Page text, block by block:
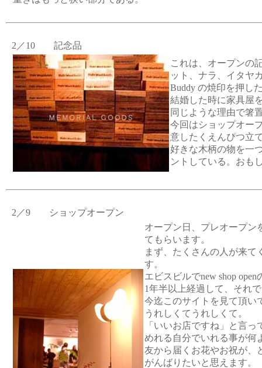
2／10 記念品
これは、オープンの
ット、ナラ、イタヤ
Buddy の焼印を押し
結婚した時に家具屋
同じような理由で箸
今回はショップオー
意したくえんぴつ立
好きな木柄の物を一
ントしている。おも
2／9 ショップオープン
オープン日、プレオープン
てもらいます。
まず、たくさんの人が来て
す。
エビスビルでnew shop
1年半以上経過して、それ
今迄このサイトを見て頂い
うれしくてうれしくて。
「いいお店ですね」と言
めれる自分でいれる事が何
友から届くお花やお祝が、
がんばりたいと思えます。